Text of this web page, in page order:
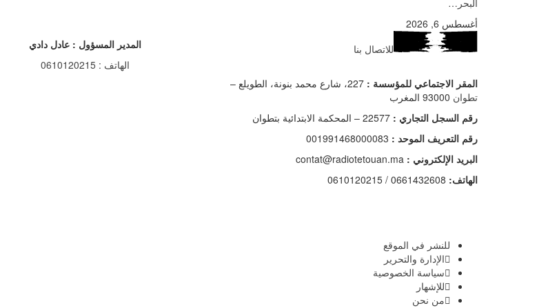
أغسطس 6, 2026
المدير المسؤول : عادل دادي
الهاتف : 0610120215
للاتصال بنا
المقر الاجتماعي للمؤسسة : 227، شارع محمد بنونة، الطويلع –
تطوان
رقم السجل التجاري : 22577 – المحكمة الابتدائية بتطوان
رقم التعريف الموحد : 001991468000083
البريد الإلكتروني : contat@radiotetouan.ma
الهاتف: 0661432608 / 0610120215
للنشر في الموقع
الإدارة والتحرير
سياسة الخصوصية
للإشهار
من نحن